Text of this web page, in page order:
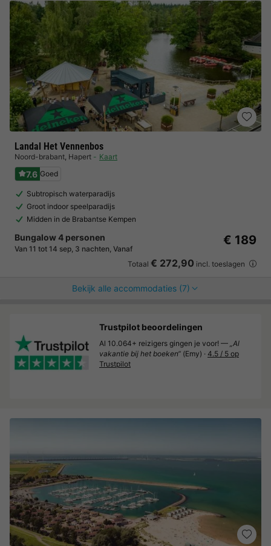
Landal Het Vennenbos
Noord-brabant, Hapert Kaart
7.6 Goed
Subtropisch waterparadijs
Groot indoor speelparadijs
Midden in de Brabantse Kempen
Bungalow 4 personen
Van 11 tot 14 sep, 3 nachten, Vanaf
€ 189
Totaal € 272,90 incl. toeslagen
Bekijk alle accommodaties (7)
Trustpilot beoordelingen
Al 10.064+ reizigers gingen je voor! — „Al
vakantie bij het boeken“ (Emy) · 4.5 / 5 op
Trustpilot